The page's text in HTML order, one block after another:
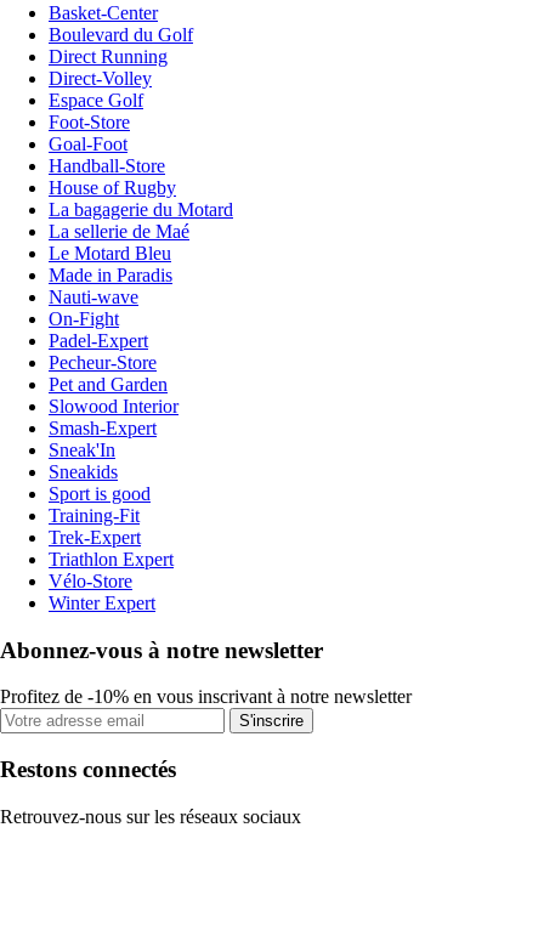
Basket-Center
Boulevard du Golf
Direct Running
Direct-Volley
Espace Golf
Foot-Store
Goal-Foot
Handball-Store
House of Rugby
La bagagerie du Motard
La sellerie de Maé
Le Motard Bleu
Made in Paradis
Nauti-wave
On-Fight
Padel-Expert
Pecheur-Store
Pet and Garden
Slowood Interior
Smash-Expert
Sneak'In
Sneakids
Sport is good
Training-Fit
Trek-Expert
Triathlon Expert
Vélo-Store
Winter Expert
Abonnez-vous à notre newsletter
Profitez de -10% en vous inscrivant à notre newsletter
S'inscrire
Restons connectés
Retrouvez-nous sur les réseaux sociaux